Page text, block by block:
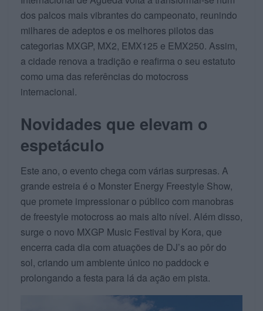
dos palcos mais vibrantes do campeonato, reunindo
milhares de adeptos e os melhores pilotos das
categorias MXGP, MX2, EMX125 e EMX250. Assim,
a cidade renova a tradição e reafirma o seu estatuto
como uma das referências do motocross
internacional.
Novidades que elevam o
espetáculo
Este ano, o evento chega com várias surpresas. A
grande estreia é o Monster Energy Freestyle Show,
que promete impressionar o público com manobras
de freestyle motocross ao mais alto nível. Além disso,
surge o novo MXGP Music Festival by Kora, que
encerra cada dia com atuações de DJ’s ao pôr do
sol, criando um ambiente único no paddock e
prolongando a festa para lá da ação em pista.